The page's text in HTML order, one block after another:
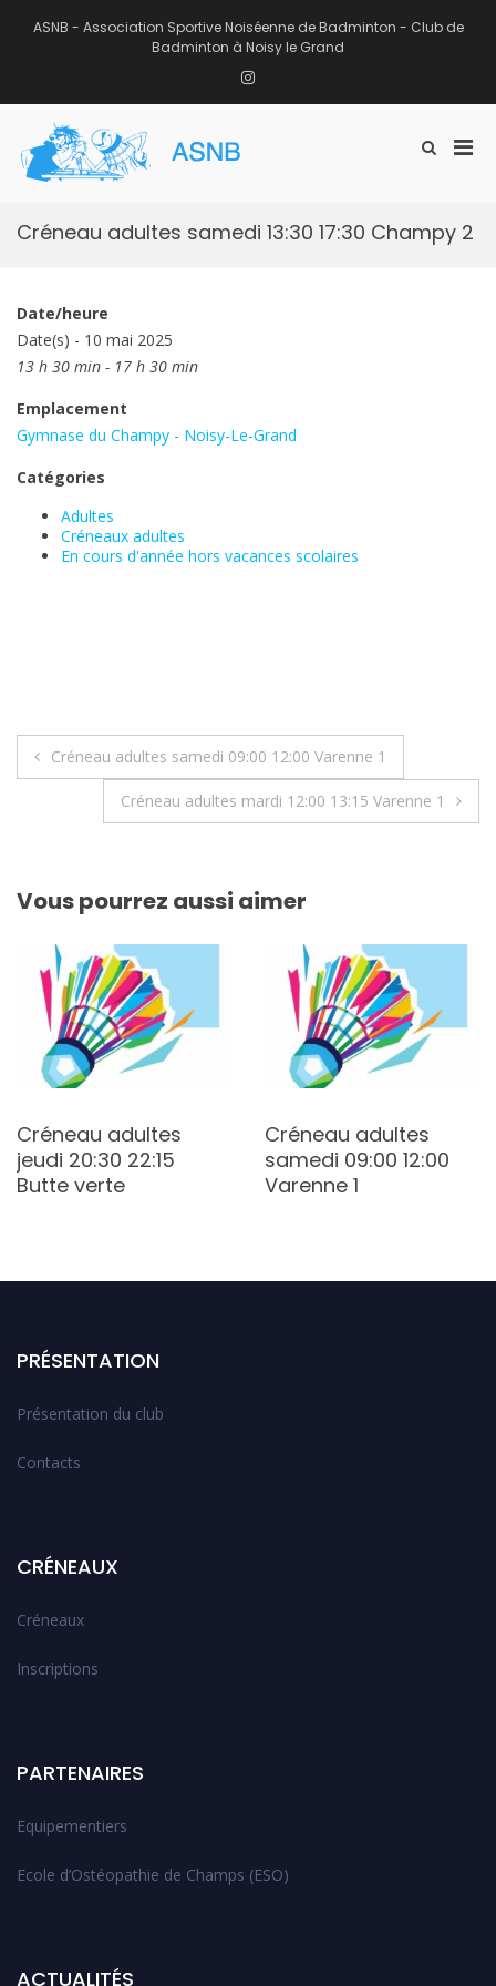
ASNB - Association Sportive Noiséenne de Badminton - Club de
Badminton à Noisy le Grand
Instagram
Afficher
recherche
Créneau adultes samedi 13:30 17:30 Champy 2
Date/heure
Date(s) - 10 mai 2025
13 h 30 min - 17 h 30 min
Emplacement
Gymnase du Champy - Noisy-Le-Grand
Catégories
Adultes
Créneaux adultes
En cours d'année hors vacances scolaires
Navigation
Créneau adultes samedi 09:00 12:00 Varenne 1
Créneau adultes mardi 12:00 13:15 Varenne 1
Vous pourrez aussi aimer
Créneau adultes
jeudi 20:30 22:15
Butte verte
Créneau adultes
samedi 09:00 12:00
Varenne 1
PRÉSENTATION
Présentation du club
Contacts
CRÉNEAUX
Créneaux
Inscriptions
PARTENAIRES
Equipementiers
Ecole d’Ostéopathie de Champs (ESO)
ACTUALITÉS